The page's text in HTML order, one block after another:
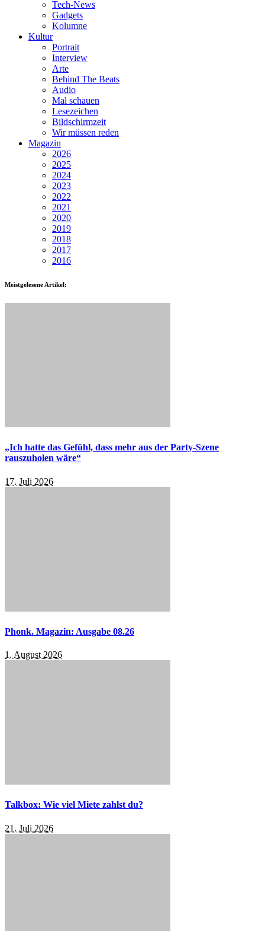
Tech-News
Gadgets
Kolumne
Kultur
Portrait
Interview
Arte
Behind The Beats
Audio
Mal schauen
Lesezeichen
Bildschirmzeit
Wir müssen reden
Magazin
2026
2025
2024
2023
2022
2021
2020
2019
2018
2017
2016
Meistgelesene Artikel:
„Ich hatte das Gefühl, dass mehr aus der Party-Szene
rauszuholen wäre“
17. Juli 2026
Phonk. Magazin: Ausgabe 08.26
1. August 2026
Talkbox: Wie viel Miete zahlst du?
21. Juli 2026